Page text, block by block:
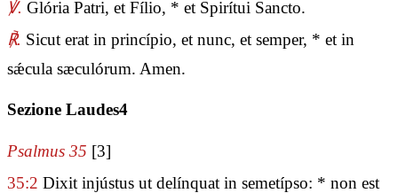
℣. Glória Patri, et Fílio, * et Spirítui Sancto.
℟. Sicut erat in princípio, et nunc, et semper, * et in
sǽcula sæculórum. Amen.
Sezione Laudes4
Psalmus 35 [3]
35:2 Dixit injústus ut delínquat in semetípso: * non est